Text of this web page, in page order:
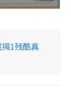
1残酷真